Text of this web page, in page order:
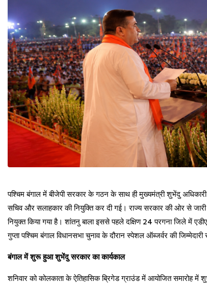
पश्चिम बंगाल में बीजेपी सरकार के गठन के साथ ही मुख्यमंत्री शुभेंदु
सचिव और सलाहकार की नियुक्ति कर दी गई। राज्य सरकार की ओर से
नियुक्त किया गया है। शांतनु बाला इससे पहले दक्षिण 24 परगना जिले में
गुप्ता पश्चिम बंगाल विधानसभा चुनाव के दौरान स्पेशल ऑब्जर्वर की
बंगाल में शुरू हुआ शुभेंदु सरकार का कार्यकाल
शनिवार को कोलकाता के ऐतिहासिक ब्रिगेड ग्राउंड में आयोजित समारोह